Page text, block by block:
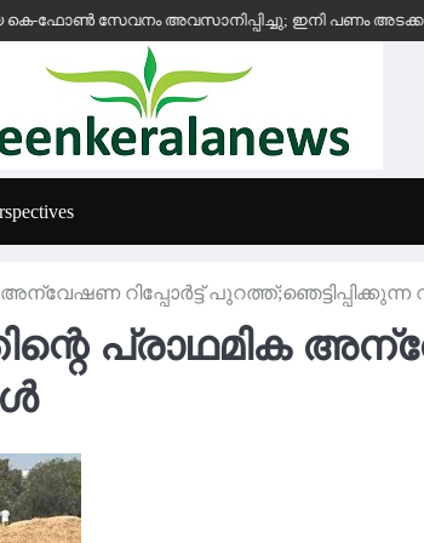
സേവനം അവസാനിപ്പിച്ചു; ഇനി പണം അടക്കുന്ന
റിപ്പോര്‍ട്ട് പുറത്ത്;ഞെട്ടിപ്പിക്കുന്ന
പ്രാഥമിക